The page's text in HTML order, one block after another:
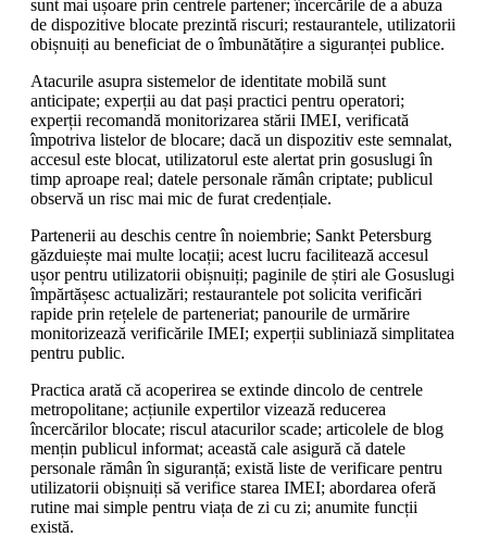
sunt mai ușoare prin centrele partener; încercările de a abuza
de dispozitive blocate prezintă riscuri; restaurantele, utilizatorii
obișnuiți au beneficiat de o îmbunătățire a siguranței publice.
Atacurile asupra sistemelor de identitate mobilă sunt
anticipate; experții au dat pași practici pentru operatori;
experții recomandă monitorizarea stării IMEI, verificată
împotriva listelor de blocare; dacă un dispozitiv este semnalat,
accesul este blocat, utilizatorul este alertat prin gosuslugi în
timp aproape real; datele personale rămân criptate; publicul
observă un risc mai mic de furat credențiale.
Partenerii au deschis centre în noiembrie; Sankt Petersburg
găzduiește mai multe locații; acest lucru facilitează accesul
ușor pentru utilizatorii obișnuiți; paginile de știri ale Gosuslugi
împărtășesc actualizări; restaurantele pot solicita verificări
rapide prin rețelele de parteneriat; panourile de urmărire
monitorizează verificările IMEI; experții subliniază simplitatea
pentru public.
Practica arată că acoperirea se extinde dincolo de centrele
metropolitane; acțiunile expertilor vizează reducerea
încercărilor blocate; riscul atacurilor scade; articolele de blog
mențin publicul informat; această cale asigură că datele
personale rămân în siguranță; există liste de verificare pentru
utilizatorii obișnuiți să verifice starea IMEI; abordarea oferă
rutine mai simple pentru viața de zi cu zi; anumite funcții
există.